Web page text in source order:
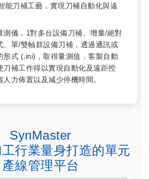
能刀補工藝，實現刀補自動化與遠
測儀，1對多台設備刀補、增量/絕對
、單/雙軸群設備刀補，透過通訊或
形式 (.ini)，取得量測值，客製自動
刀補工作得以實現自動化及遠距控
力佈置以及減少停機時間。
SynMaster
行業量身打造的單元
產線管理平台